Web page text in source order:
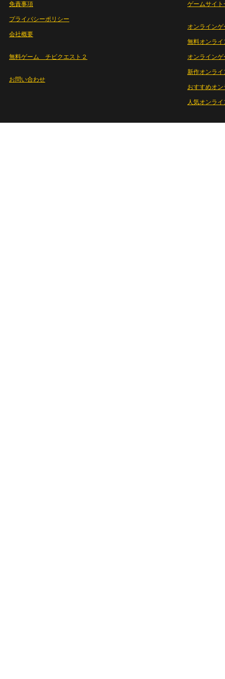
免責事項
プライバシーポリシー
会社概要
無料ゲーム チビクエスト２
お問い合わせ
ゲームサイト
オンラインゲ
無料オンライ
オンライン
新作オンライ
おすすめオ
人気オンラ